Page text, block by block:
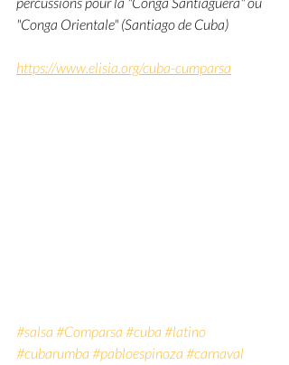
"Conga Orientale" (Santiago de Cuba)
https://www.elisia.org/cuba-cumparsa
#salsa #Comparsa #cuba #latino
#cubarumba #pabloespinoza #carnaval